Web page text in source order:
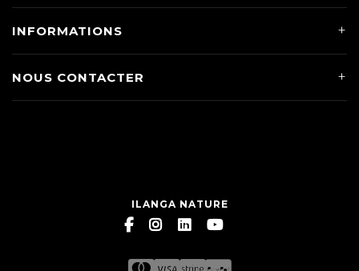
INFORMATIONS
NOUS CONTACTER
ILANGA NATURE